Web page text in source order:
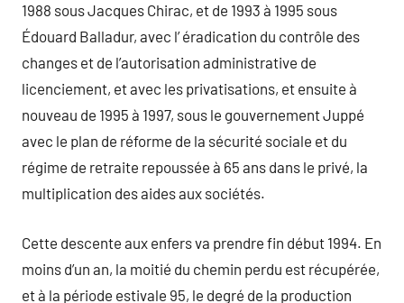
1988 sous Jacques Chirac, et de 1993 à 1995 sous
Édouard Balladur, avec l’ éradication du contrôle des
changes et de l’autorisation administrative de
licenciement, et avec les privatisations, et ensuite à
nouveau de 1995 à 1997, sous le gouvernement Juppé
avec le plan de réforme de la sécurité sociale et du
régime de retraite repoussée à 65 ans dans le privé, la
multiplication des aides aux sociétés.
Cette descente aux enfers va prendre fin début 1994. En
moins d’un an, la moitié du chemin perdu est récupérée,
et à la période estivale 95, le degré de la production